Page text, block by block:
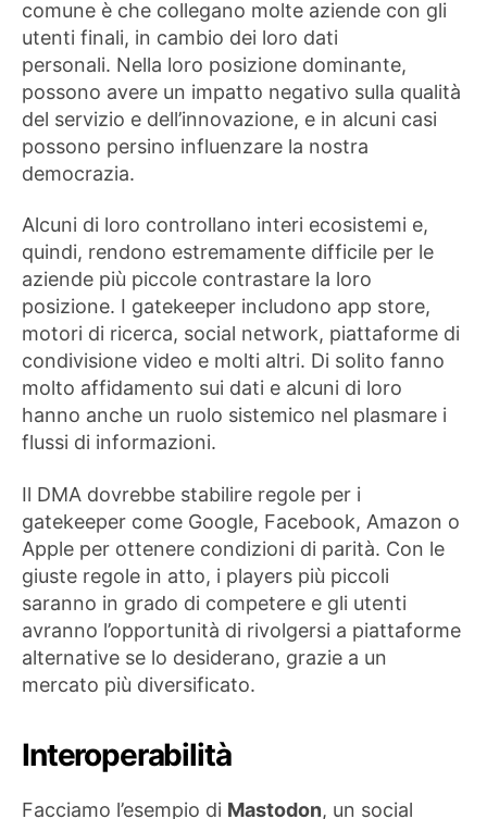
comune è che collegano molte aziende con gli
utenti finali, in cambio dei loro dati
personali. Nella loro posizione dominante,
possono avere un impatto negativo sulla qualità
del servizio e dell’innovazione, e in alcuni casi
possono persino influenzare la nostra
democrazia.
Alcuni di loro controllano interi ecosistemi e,
quindi, rendono estremamente difficile per le
aziende più piccole contrastare la loro
posizione. I gatekeeper includono app store,
motori di ricerca, social network, piattaforme di
condivisione video e molti altri. Di solito fanno
molto affidamento sui dati e alcuni di loro
hanno anche un ruolo sistemico nel plasmare i
flussi di informazioni.
Il DMA dovrebbe stabilire regole per i
gatekeeper come Google, Facebook, Amazon o
Apple per ottenere condizioni di parità. Con le
giuste regole in atto, i players più piccoli
saranno in grado di competere e gli utenti
avranno l’opportunità di rivolgersi a piattaforme
alternative se lo desiderano, grazie a un
mercato più diversificato.
Interoperabilità
Facciamo l’esempio di Mastodon, un social